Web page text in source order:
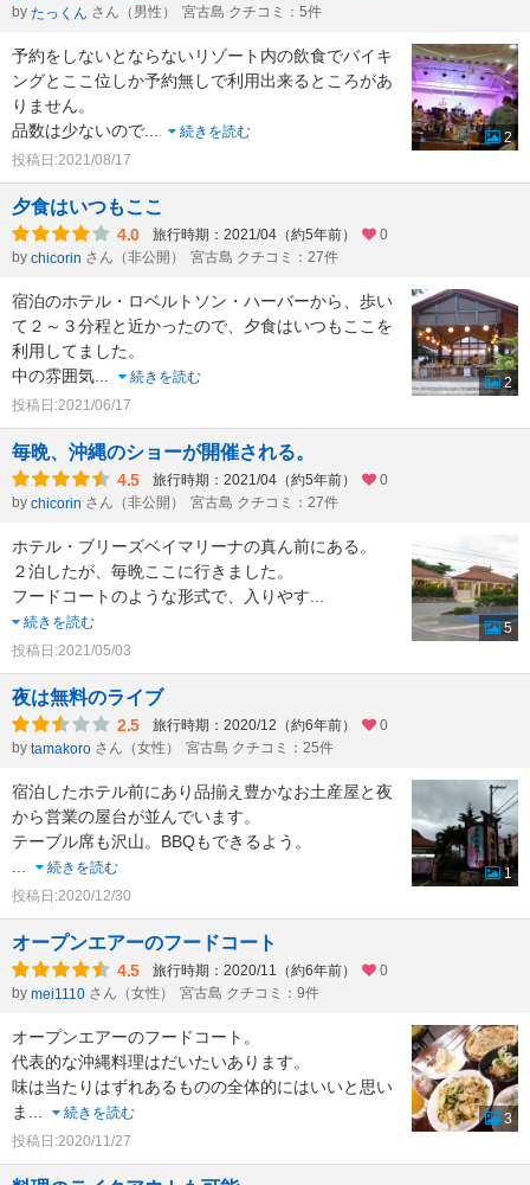
by たっくん さん（男性） 宮古島 クチコミ：5件
予約をしないとならないリゾート内の飲食でバイキ
ングとここ位しか予約無しで利用出来るところがあ
りません。
品数は少ないので
続きを読む
投稿日:2021/08/17
2
夕食はいつもここ
4.0 旅行時期：2021/04（約5年前）
0
by chicorin さん（非公開） 宮古島 クチコミ：27件
宿泊のホテル・ロベルトソン・ハーバーから、歩い
て２～３分程と近かったので、夕食はいつもここを
利用してました。
中の雰囲気
続きを読む
投稿日:2021/06/17
2
毎晩、沖縄のショーが開催される。
4.5 旅行時期：2021/04（約5年前）
0
by chicorin さん（非公開） 宮古島 クチコミ：27件
ホテル・ブリーズベイマリーナの真ん前にある。
２泊したが、毎晩ここに行きました。
フードコートのような形式で、入りやす
続きを読む
投稿日:2021/05/03
5
夜は無料のライブ
2.5 旅行時期：2020/12（約6年前）
0
by tamakoro さん（女性） 宮古島 クチコミ：25件
宿泊したホテル前にあり品揃え豊かなお土産屋と夜
から営業の屋台が並んでいます。
テーブル席も沢山。BBQもできるよう。
続きを読む
投稿日:2020/12/30
1
オープンエアーのフードコート
4.5 旅行時期：2020/11（約6年前）
0
by mei1110 さん（女性） 宮古島 クチコミ：9件
オープンエアーのフードコート。
代表的な沖縄料理はだいたいあります。
味は当たりはずれあるものの全体的にはいいと思い
ま
続きを読む
投稿日:2020/11/27
3